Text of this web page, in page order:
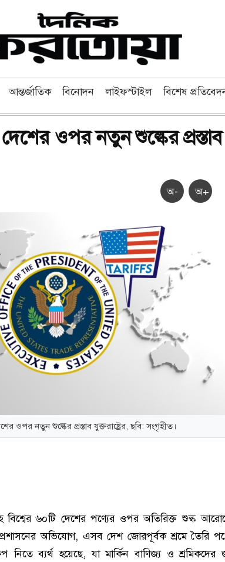
আন্তর্জাতিক বিনোদন লাইফস্টাইল বিশেষ
ওপর নতুন শুল্কের প্রস্তাব
অ- অ+
ওপর নতুন শুল্কের প্রস্তাব যুক্তরাষ্ট্রের, ছবি: সংগৃহীত।
বিশ্বের ৬০টি দেশের পণ্যের ওপর অতিরিক্ত শুল্ক
প্রশাসনের অভিযোগ, এসব দেশ জোরপূর্বক শ্রমে তৈরি
নিতে ব্যর্থ হয়েছে, যা মার্কিন বাণিজ্য ও শ্রমিকদের